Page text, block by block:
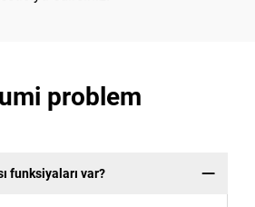
problem
funksiyaları var?